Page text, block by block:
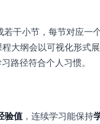
干小节，每节对应一
大纲会以可视化形式
路径符合个人习惯。
验值 ，连续学习能保持